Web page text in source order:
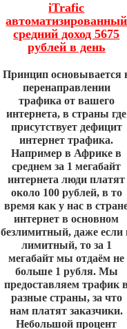
iTrafic
автоматизированный
средний доход 5675
рублей в день
Принцип основывается
перенаправлении
трафика от вашего
интернета, в страны где
присутствует дефицит
интернет трафика.
Например в Африке в
среднем за 1 мегабайт
интернета люди платят
около 100 рублей, в то
время как у нас в
интернет в основном
безлимитный, даже если
лимитный, то за 1
мегабайт мы отдаём не
больше 1 рубля. Мы
предоставляем трафик
разные страны, за что
нам платят заказчики.
Небольшой процент